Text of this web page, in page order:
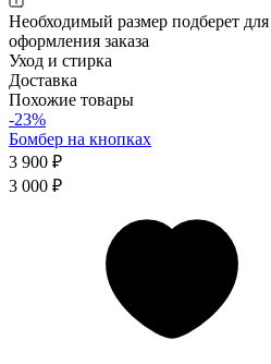
Необходимый размер подберет
оформления заказа
Уход и стирка
Доставка
Похожие товары
-23%
Бомбер на кнопках
3 900 ₽
3 000 ₽